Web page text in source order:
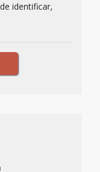
identificar,